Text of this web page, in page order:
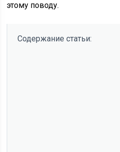
этому поводу.
Содержание статьи: